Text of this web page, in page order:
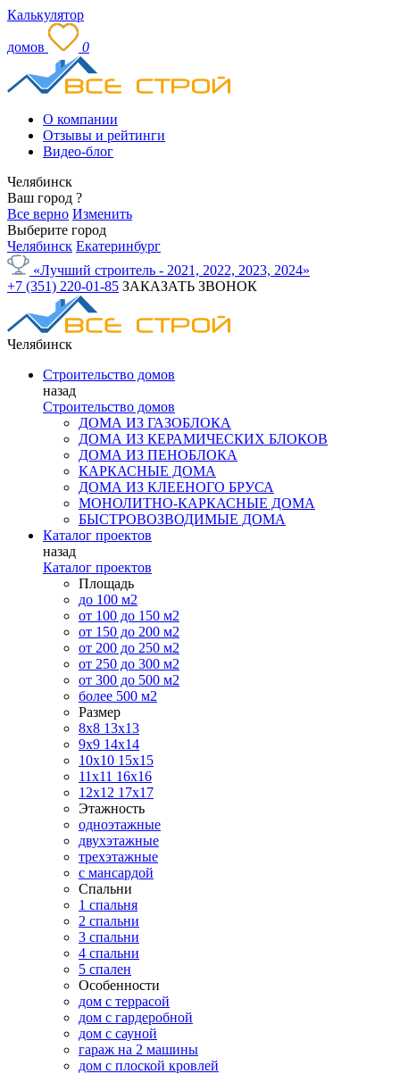
Калькулятор
домов 0
О компании
Отзывы и рейтинги
Видео-блог
Челябинск
Ваш город ?
Все верно Изменить
Выберите город
Челябинск Екатеринбург
«Лучший строитель - 2021, 2022, 2023, 2024»
+7 (351) 220-01-85 ЗАКАЗАТЬ ЗВОНОК
Челябинск
Строительство домов
назад
Строительство домов
ДОМА ИЗ ГАЗОБЛОКА
ДОМА ИЗ КЕРАМИЧЕСКИХ БЛОКОВ
ДОМА ИЗ ПЕНОБЛОКА
КАРКАСНЫЕ ДОМА
ДОМА ИЗ КЛЕЕНОГО БРУСА
МОНОЛИТНО-КАРКАСНЫЕ ДОМА
БЫСТРОВОЗВОДИМЫЕ ДОМА
Каталог проектов
назад
Каталог проектов
Площадь
до 100 м2
от 100 до 150 м2
от 150 до 200 м2
от 200 до 250 м2
от 250 до 300 м2
от 300 до 500 м2
более 500 м2
Размер
8х8 13х13
9х9 14х14
10х10 15х15
11x11 16х16
12х12 17х17
Этажность
одноэтажные
двухэтажные
трехэтажные
с мансардой
Спальни
1 спальня
2 спальни
3 спальни
4 спальни
5 спален
Особенности
дом с террасой
дом с гардеробной
дом с сауной
гараж на 2 машины
дом с плоской кровлей